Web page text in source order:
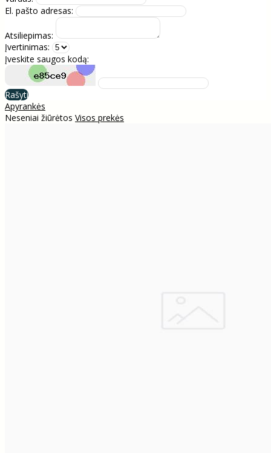
El. pašto adresas:
Atsiliepimas:
Įvertinimas:
Įveskite saugos kodą:
Rašyti
Apyrankės
Neseniai žiūrėtos Visos prekės